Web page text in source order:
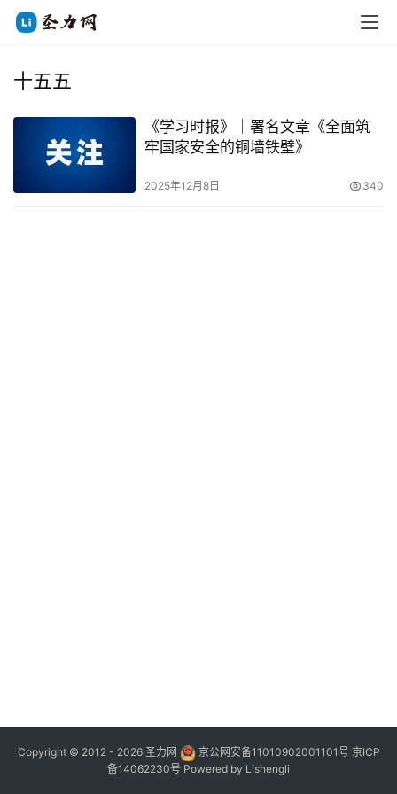
十五五
《学习时报》｜署名文章《全面筑
牢国家安全的铜墙铁壁》
2025年12月8日 340
Copyright © 2012 - 2026 圣力网 京公网安备11010902001101号 京ICP
备14062230号 Powered by Lishengli